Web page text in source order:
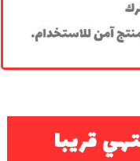
قريبا